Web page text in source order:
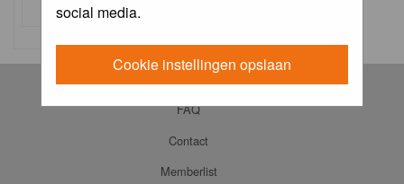
social media.
Cookie instellingen opslaan
I forgot my password
FAQ
Contact
Memberlist